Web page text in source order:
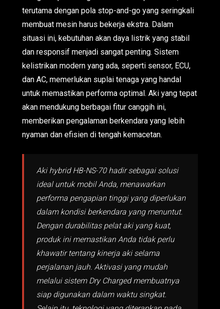
terutama dengan pola stop-and-go yang seringkali
membuat mesin harus bekerja ekstra. Dalam
situasi ini, kebutuhan akan daya listrik yang stabil
dan responsif menjadi sangat penting. Sistem
kelistrikan modern yang ada, seperti sensor, ECU,
dan AC, memerlukan suplai tenaga yang handal
untuk memastikan performa optimal. Aki yang tepat
akan mendukung berbagai fitur canggih ini,
memberikan pengalaman berkendara yang lebih
nyaman dan efisien di tengah kemacetan.
Aki hybrid HB-NS-70 hadir sebagai solusi
ideal untuk mobil Anda, menawarkan
performa pengapian tinggi yang diperlukan
dalam kondisi berkendara yang menuntut.
Dengan durabilitas pelat aki yang kuat,
produk ini memastikan Anda tidak perlu
khawatir tentang kinerja aki selama
perjalanan jauh. Aktivasi yang mudah
melalui sistem Dry Charged membuatnya
siap digunakan dalam waktu singkat.